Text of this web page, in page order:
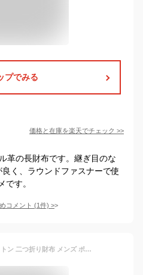
プでみる
価格と在庫を楽天でチェック >>
革の長財布です。継ぎ目のな
く、ラウンドファスナーで使
です。
コメント (1件) >
【正規紙袋無料】ルイヴィトン 二つ折り財布 メンズ ポルトフォイユ マルコ NM モノグラム エクリプス M62545 LOUIS VUITTON ルイ・ヴィトン 新品 正規品 ギフト 2025年 通販 ルイビトン ビトン 誕生日プレゼント